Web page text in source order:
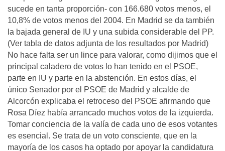
sucede en tanta proporción- con 166.680 votos menos, el
10,8% de votos menos del 2004. En Madrid se da también
la bajada general de IU y una subida considerable del PP.
(Ver tabla de datos adjunta de los resultados por Madrid)
No hace falta ser un lince para valorar, como dijimos que el
principal caladero de votos lo han tenido en el PSOE,
parte en IU y parte en la abstención. En estos días, el
único Senador por el PSOE de Madrid y alcalde de
Alcorcón explicaba el retroceso del PSOE afirmando que
Rosa Díez había arrancado muchos votos de la izquierda.
Tomar conciencia de la valía de cada uno de esos votantes
es esencial. Se trata de un voto consciente, que en la
mayoría de los casos ha optado por apoyar la candidatura